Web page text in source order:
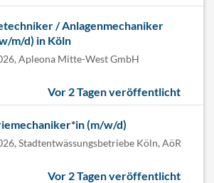
/ Anlagenmechaniker
m/d) in Köln
Apleona Mitte-West GmbH
Vor 2 Tagen veröffentlicht
(m/w/d)
Stadtentwässungsbetriebe Köln, AöR
Vor 2 Tagen veröffentlicht